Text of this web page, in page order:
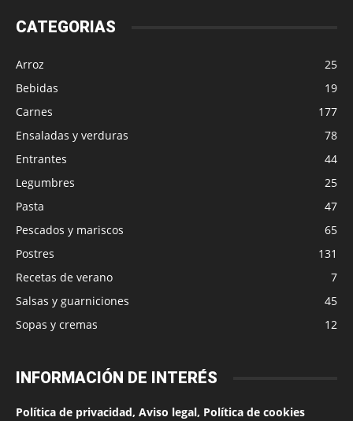
CATEGORIAS
Arroz
25
Bebidas
19
Carnes
177
Ensaladas y verduras
78
Entrantes
44
Legumbres
25
Pasta
47
Pescados y mariscos
65
Postres
131
Recetas de verano
7
Salsas y guarniciones
45
Sopas y cremas
12
INFORMACIÓN DE INTERÉS
Política de privacidad, Aviso legal, Política de cookies